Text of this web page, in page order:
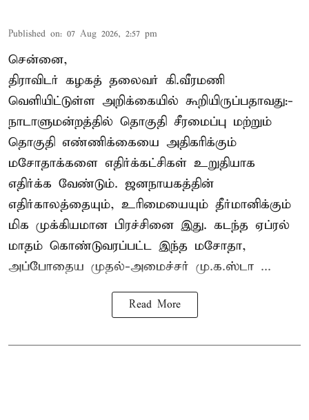
Published on: 07 Aug 2026, 2:57 pm
சென்னை,
திராவிடர் கழகத் தலைவர் கி.வீரமணி
வெளியிட்டுள்ள அறிக்கையில் கூறியிருப்பதாவது:-
நாடாளுமன்றத்தில் தொகுதி சீரமைப்பு மற்றும்
தொகுதி எண்ணிக்கையை அதிகரிக்கும்
மசோதாக்களை எதிர்க்கட்சிகள் உறுதியாக
எதிர்க்க வேண்டும். ஜனநாயகத்தின்
எதிர்காலத்தையும், உரிமையையும் தீர்மானிக்கும்
மிக முக்கியமான பிரச்சினை இது. கடந்த ஏப்ரல்
மாதம் கொண்டுவரப்பட்ட இந்த மசோதா,
அப்போதைய முதல்-அமைச்சர் மு.க.ஸ்டா ...
Read More